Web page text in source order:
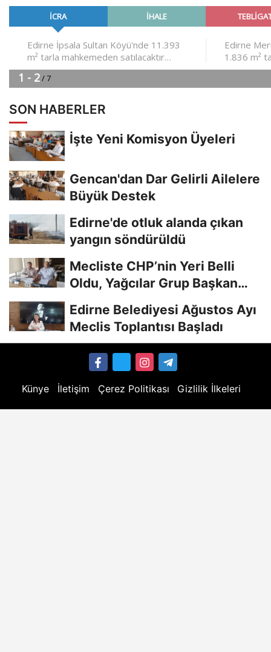
SON HABERLER
İşte Yeni Komisyon Üyeleri
Gencan'dan Dar Gelirli Ailelere
Büyük Destek
Edirne'de otluk alanda çıkan
yangın söndürüldü
Mecliste CHP’nin Yeri Belli
Oldu, Yağcılar Grup Başkan
Edirne Belediyesi Ağustos Ayı
Meclis Toplantısı Başladı
Künye İletişim Çerez Politikası Gizlilik İlkeleri